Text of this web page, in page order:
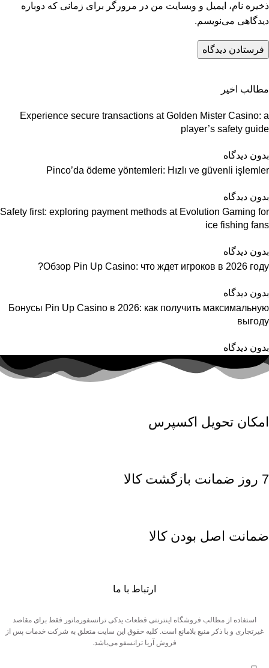
ذخیره نام، ایمیل و وبسایت من در مرورگر برای زمانی که دوباره
دیدگاهی می‌نویسم.
مطالب اخیر
Experience secure transactions at Golden Mister Casino: a
player’s safety guide
بدون دیدگاه
Pinco’da ödeme yöntemleri: Hızlı ve güvenli işlemler
بدون دیدگاه
Safety first: exploring payment methods at Evolution Gaming for
ice fishing fans
بدون دیدگاه
Обзор Pin Up Casino: что ждет игроков в 2026 году?
بدون دیدگاه
Бонусы Pin Up Casino в 2026: как получить максимальную
выгоду
بدون دیدگاه
امکان تحویل اکسپرس
7 روز ضمانت بازگشت کالا
ضمانت اصل بودن کالا
ارتباط با ما
استفاده از مطالب فروشگاه اینترنتی قطعات یدکی ترانسفورماتور فقط برای مقاصد
غیرتجاری و با ذکر منبع بلامانع است. کلیه حقوق این سایت متعلق به شرکت خدمات پس از
فروش آریا ترانسفو می‌باشد.